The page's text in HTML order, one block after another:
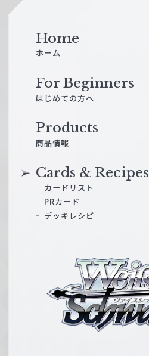
ス
Home
ホーム
For Beginners
はじめての方へ
Products
商品情報
Cards & Recipes
カードリスト
PRカード
デッキレシピ